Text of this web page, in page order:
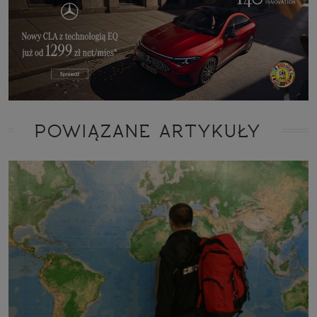
POWIĄZANE ARTYKUŁY